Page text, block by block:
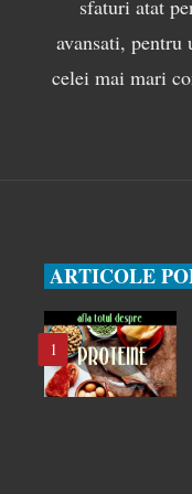
sfaturi atat
avansati,
celei mai mari
ARTICOLE
1